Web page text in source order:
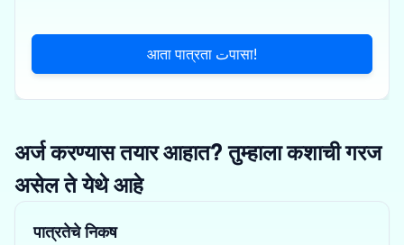
आता पात्रता تपासा!
अर्ज करण्यास तयार आहात? तुम्हाला कशाची गरज
असेल ते येथे आहे
पात्रतेचे निकष